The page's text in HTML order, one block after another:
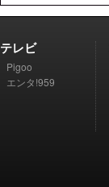
テレビ
Pigoo
エンタ!959